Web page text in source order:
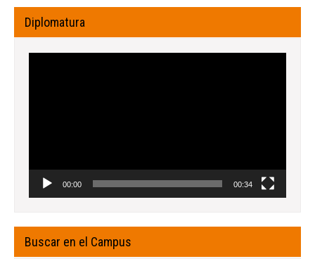
Diplomatura
00:00 00:34
Buscar en el Campus